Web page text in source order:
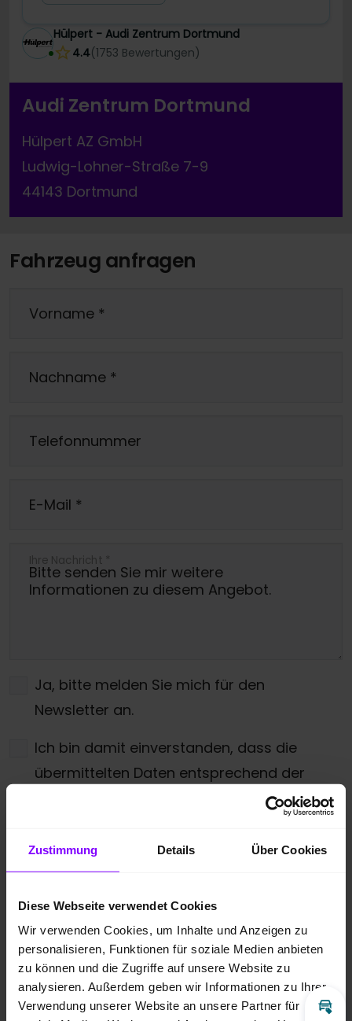
Zustimmung Details Über Cookies
Diese Webseite verwendet Cookies
Wir verwenden Cookies, um Inhalte und Anzeigen zu
personalisieren, Funktionen für soziale Medien anbieten
zu können und die Zugriffe auf unsere Website zu
analysieren. Außerdem geben wir Informationen zu Ihrer
Verwendung unserer Website an unsere Partner für
Hülpert - Audi Zentrum Dortmund
4.4(1753 Bewertungen)
Audi Zentrum Dortmund
Hülpert AZ GmbH
Ludwig-Lohner-Straße 7-9
44143 Dortmund
Fahrzeug anfragen
Vorname *
Nachname *
Telefonnummer
E-Mail *
Ihre Nachricht *
Ja, bitte melden Sie mich für den
Newsletter an.
Ich bin damit einverstanden, dass die
übermittelten Daten entsprechend der
gespeichert
und verarbeitet werden dürfen. Zudem
gebe ich meine Zustimmung über die
angegebenen Möglichkeiten kontaktiert zu
werden.*
* Pflichtfeld
Anti-Roboter-Verifizierung
Hier klicken
FriendlyCaptcha ⇗